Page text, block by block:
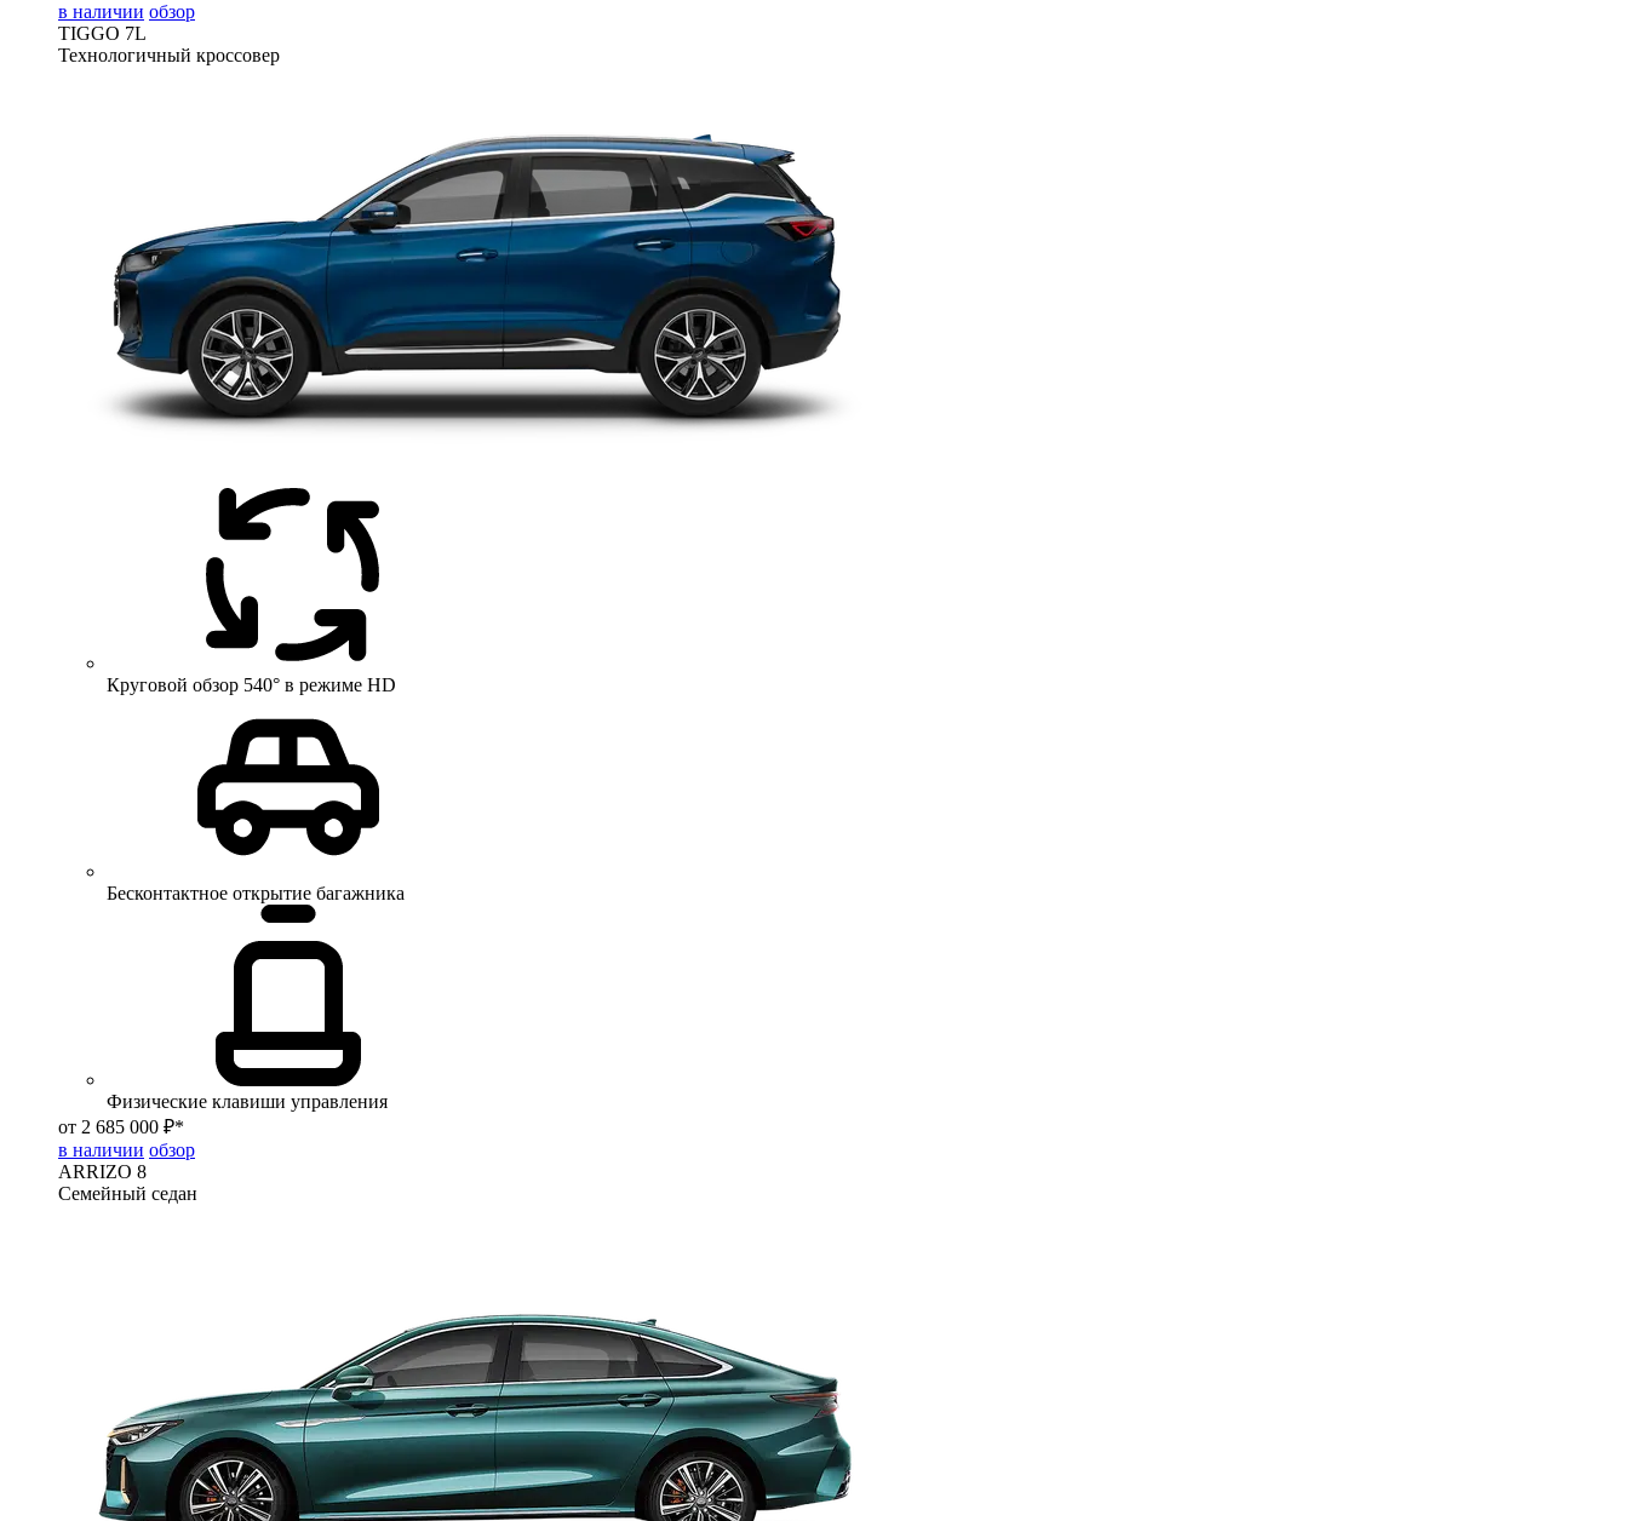
в наличии обзор
TIGGO 7L
Технологичный кроссовер
Круговой обзор 540° в режиме HD
Бесконтактное открытие багажника
Физические клавиши управления
от 2 685 000 ₽*
в наличии обзор
ARRIZO 8
Семейный седан